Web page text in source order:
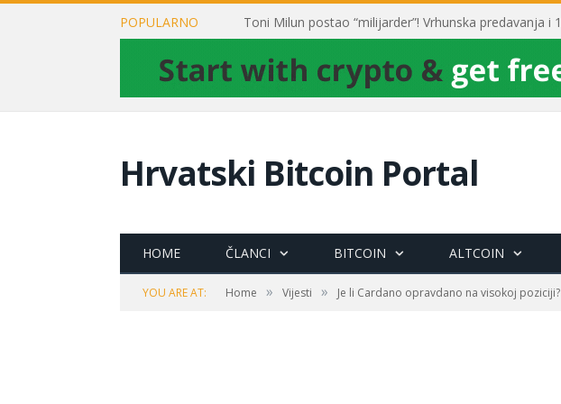
POPULARNO
Hrvatski Bitcoin Portal
HOME ČLANCI BITCOIN ALTCOIN
YOU ARE AT: Home » Vijesti » Je li Cardano opravdano na visokoj poziciji?